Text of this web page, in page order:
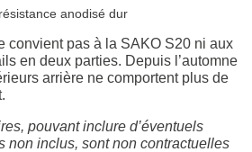
anodisé dur
convient pas à la SAKO S20 ni aux
en deux parties. Depuis l’automne
arrière ne comportent plus de
pouvant inclure d’éventuels
non inclus, sont non contractuelles